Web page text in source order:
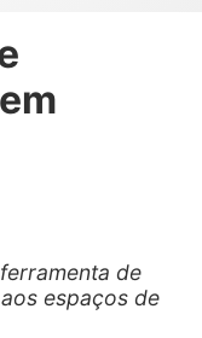
de
espaços de